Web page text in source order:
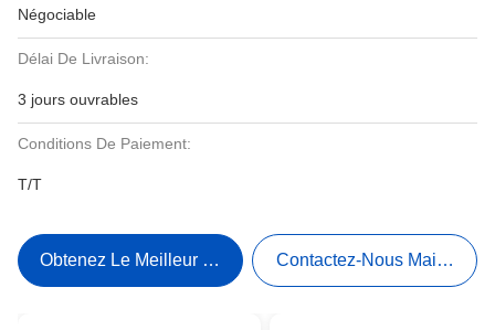
Négociable
Délai De Livraison:
3 jours ouvrables
Conditions De Paiement:
T/T
Obtenez Le Meilleur Prix Contactez-Nous Maintenant